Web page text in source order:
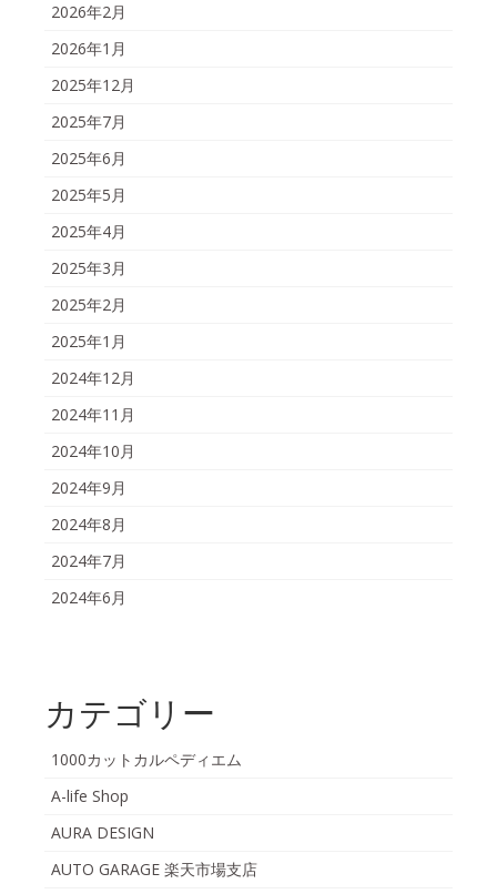
2026年2月
2026年1月
2025年12月
2025年7月
2025年6月
2025年5月
2025年4月
2025年3月
2025年2月
2025年1月
2024年12月
2024年11月
2024年10月
2024年9月
2024年8月
2024年7月
2024年6月
カテゴリー
1000カットカルペディエム
A-life Shop
AURA DESIGN
AUTO GARAGE 楽天市場支店